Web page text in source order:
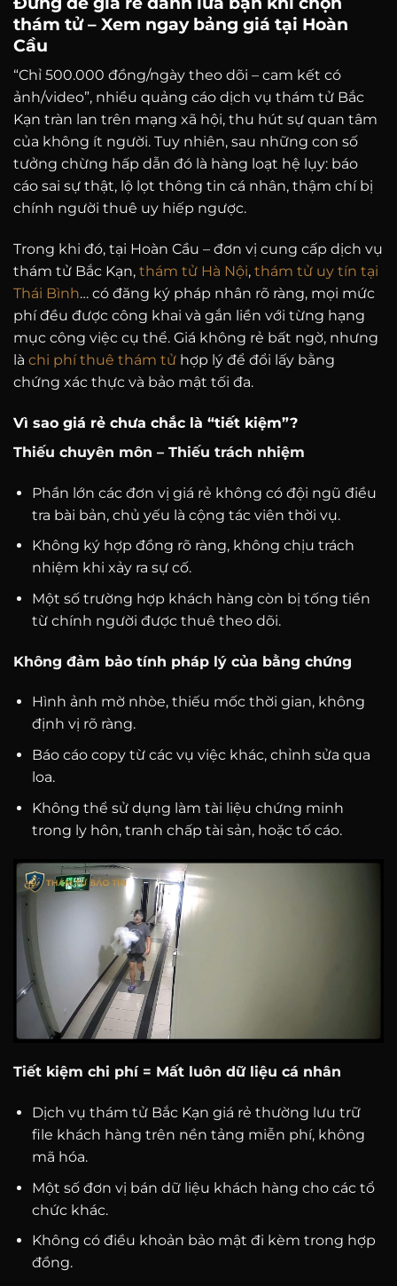
thám tử – Xem ngay bảng giá tại Hoàn
Cầu
“Chỉ 500.000 đồng/ngày theo dõi – cam kết có
ảnh/video”, nhiều quảng cáo dịch vụ thám tử Bắc
Kạn tràn lan trên mạng xã hội, thu hút sự quan tâm
của không ít người. Tuy nhiên, sau những con số
tưởng chừng hấp dẫn đó là hàng loạt hệ lụy: báo
cáo sai sự thật, lộ lọt thông tin cá nhân, thậm chí bị
chính người thuê uy hiếp ngược.
Trong khi đó, tại Hoàn Cầu – đơn vị cung cấp dịch vụ
thám tử Bắc Kạn, thám tử Hà Nội, thám tử uy tín tại
Thái Bình… có đăng ký pháp nhân rõ ràng, mọi mức
phí đều được công khai và gắn liền với từng hạng
mục công việc cụ thể. Giá không rẻ bất ngờ, nhưng
là chi phí thuê thám tử hợp lý để đổi lấy bằng
chứng xác thực và bảo mật tối đa.
Vì sao giá rẻ chưa chắc là “tiết kiệm”?
Thiếu chuyên môn – Thiếu trách nhiệm
Phần lớn các đơn vị giá rẻ không có đội ngũ điều
tra bài bản, chủ yếu là cộng tác viên thời vụ.
Không ký hợp đồng rõ ràng, không chịu trách
nhiệm khi xảy ra sự cố.
Một số trường hợp khách hàng còn bị tống tiền
từ chính người được thuê theo dõi.
Không đảm bảo tính pháp lý của bằng chứng
Hình ảnh mờ nhòe, thiếu mốc thời gian, không
định vị rõ ràng.
Báo cáo copy từ các vụ việc khác, chỉnh sửa qua
loa.
Không thể sử dụng làm tài liệu chứng minh
trong ly hôn, tranh chấp tài sản, hoặc tố cáo.
Tiết kiệm chi phí = Mất luôn dữ liệu cá nhân
Dịch vụ thám tử Bắc Kạn giá rẻ thường lưu trữ
file khách hàng trên nền tảng miễn phí, không
mã hóa.
Một số đơn vị bán dữ liệu khách hàng cho các tổ
chức khác.
Không có điều khoản bảo mật đi kèm trong hợp
đồng.